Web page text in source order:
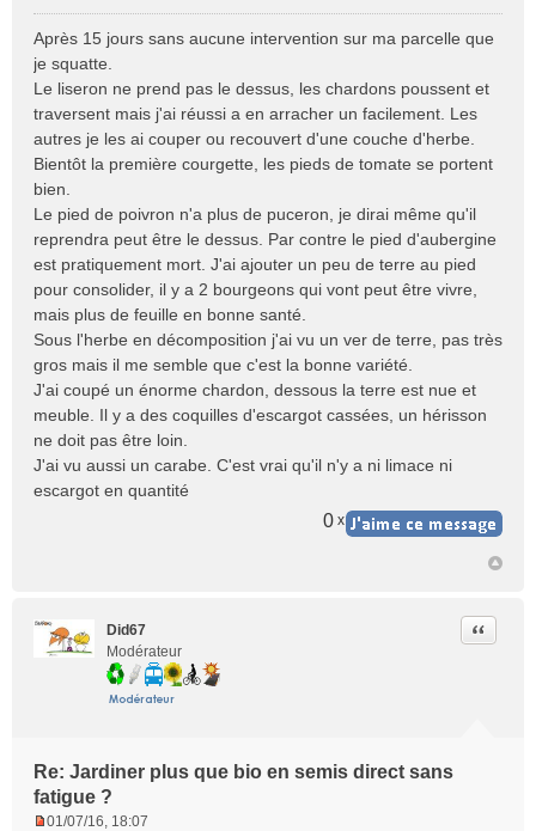
s
s
a
g
e
n
n
l
u
Après 15 jours sans aucune intervention sur ma parcelle que
je squatte.
Le liseron ne prend pas le dessus, les chardons poussent et
traversent mais j'ai réussi a en arracher un facilement. Les
autres je les ai couper ou recouvert d'une couche d'herbe.
Bientôt la première courgette, les pieds de tomate se portent
bien.
Le pied de poivron n'a plus de puceron, je dirai même qu'il
reprendra peut être le dessus. Par contre le pied d'aubergine
est pratiquement mort. J'ai ajouter un peu de terre au pied
pour consolider, il y a 2 bourgeons qui vont peut être vivre,
mais plus de feuille en bonne santé.
Sous l'herbe en décomposition j'ai vu un ver de terre, pas très
gros mais il me semble que c'est la bonne variété.
J'ai coupé un énorme chardon, dessous la terre est nue et
meuble. Il y a des coquilles d'escargot cassées, un hérisson
ne doit pas être loin.
J'ai vu aussi un carabe. C'est vrai qu'il n'y a ni limace ni
escargot en quantité
0 x
Did67
Modérateur
Re: Jardiner plus que bio en semis direct sans
fatigue ?
Citer
01/07/16, 18:07